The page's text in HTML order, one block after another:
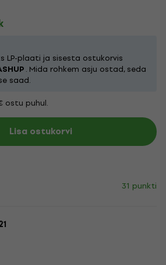
LP-plaati ja sisesta ostukorvis
. Mida rohkem asju ostad, seda
saad.
ostu puhul.
Lisa ostukorvi
31 punkti